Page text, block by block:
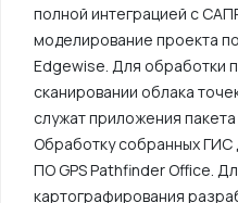
полной интеграцией с
моделирование проекта
Edgewise. Для обработки
сканировании облака
служат приложения
Обработку собранных ГИС
ПО GPS Pathfinder Office.
картографирования